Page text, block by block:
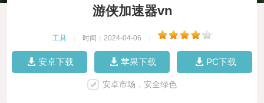
游侠加速器vn
工具 时间：2024-04-06
安卓下载 苹果下载 PC下载
安卓市场，安全绿色